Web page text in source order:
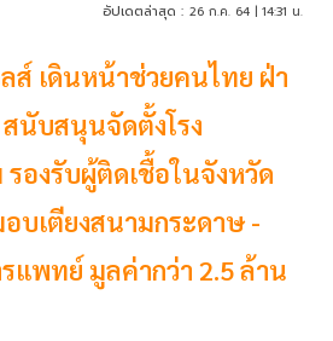
อัปเดตล่าสุด : 26 ก.ค. 64 | 14:31 น.
ส์ เดินหน้าช่วยคนไทย ฝ่า
นับสนุนจัดตั้งโรง
องรับผู้ติดเชื้อในจังหวัด
บเตียงสนามกระดาษ -
แพทย์ มูลค่ากว่า 2.5 ล้าน